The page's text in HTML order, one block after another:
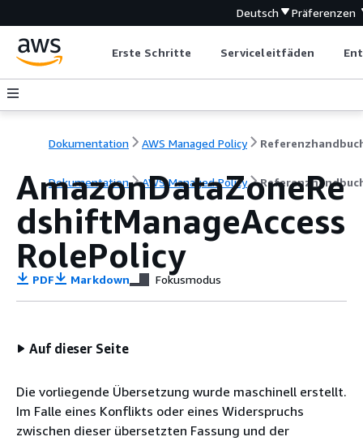
Deutsch Präferenzen
Erste Schritte Serviceleitfäden
Dokumentation AWS Managed Policy
Dokumentation AWS Managed Policy
AmazonDataZoneRe
dshiftManageAccess
RolePolicy
PDF Markdown Fokusmodus
Auf dieser Seite
Die vorliegende Übersetzung wurde maschinell erstellt.
Im Falle eines Konflikts oder eines Widerspruchs
zwischen dieser übersetzten Fassung und der